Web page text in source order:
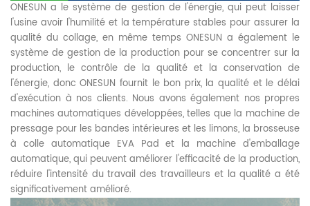
ONESUN a le système de gestion de l'énergie, qui peut laisser
l'usine avoir l'humilité et la température stables pour assurer la
qualité du collage, en même temps ONESUN a également le
système de gestion de la production pour se concentrer sur la
production, le contrôle de la qualité et la conservation de
l'énergie, donc ONESUN fournit le bon prix, la qualité et le délai
d'exécution à nos clients. Nous avons également nos propres
machines automatiques développées, telles que la machine de
pressage pour les bandes intérieures et les limons, la brosseuse
à colle automatique EVA Pad et la machine d'emballage
automatique, qui peuvent améliorer l'efficacité de la production,
réduire l'intensité du travail des travailleurs et la qualité a été
significativement amélioré.